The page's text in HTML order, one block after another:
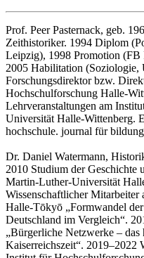
Prof. Peer Pasternack, geb.
Zeithistoriker. 1994 Diplom
Leipzig), 1998 Promotion (FB
2005 Habilitation (Soziologie,
Forschungsdirektor bzw.
Hochschulforschung Halle-
Lehrveranstaltungen am
Universität Halle-Wittenberg.
hochschule. journal für
Dr. Daniel Watermann,
2010 Studium der Geschichte
Martin-Luther-Universität
Wissenschaftlicher
Halle-Tōkyō „Formwandel
Deutschland im Vergleich“.
„Bürgerliche Netzwerke – das
Kaiserreichszeit“. 2019–2022